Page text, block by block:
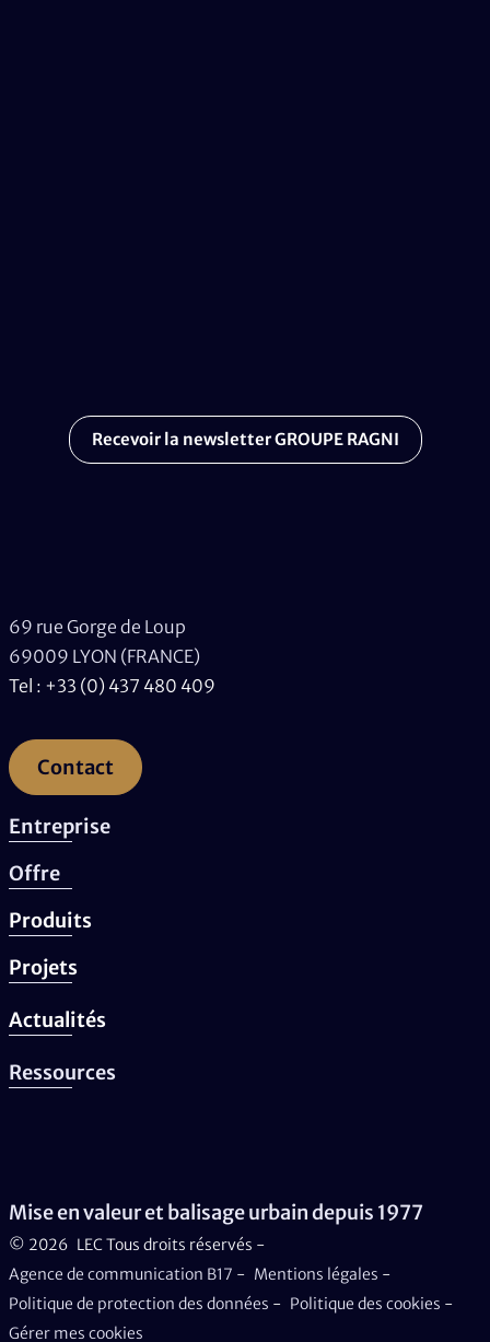
Recevoir la newsletter GROUPE RAGNI
69 rue Gorge de Loup
69009 LYON (FRANCE)
Tel : +33 (0) 437 480 409
Contact
Entreprise
Offre
Produits
Projets
Actualités
Ressources
Mise en valeur et balisage urbain depuis 1977
© 2026 LEC Tous droits réservés -
Agence de communication B17 - Mentions légales -
Politique de protection des données - Politique des cookies -
Gérer mes cookies